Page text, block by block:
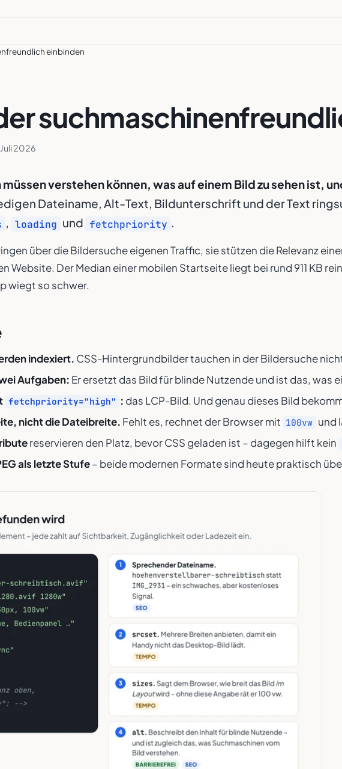
einbinden
2026
verstehen können, was auf einem Bild zu sehen ist,
Dateiname, Alt-Text, Bildunterschrift und der Text
, loading und fetchpriority .
über die Bildersuche eigenen Traffic, sie stützen die Relevanz
Website. Der Median einer mobilen Startseite liegt bei rund 911 KB
wiegt so schwer.
indexiert. CSS-Hintergrundbilder tauchen in der Bildersuche
Aufgaben: Er ersetzt das Bild für blinde Nutzende und ist das, was
fetchpriority="high" : das LCP-Bild. Und genau dieses Bild
nicht die Dateibreite. Fehlt es, rechnet der Browser mit 100vw und
reservieren den Platz, bevor CSS geladen ist – dagegen hilft kein
als letzte Stufe– beide modernen Formate sind heute praktisch